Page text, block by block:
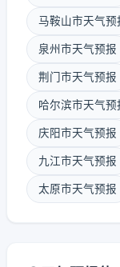
马鞍山市天气预
泉州市天气预报
荆门市天气预报
哈尔滨市天气预
庆阳市天气预报
九江市天气预报
太原市天气预报